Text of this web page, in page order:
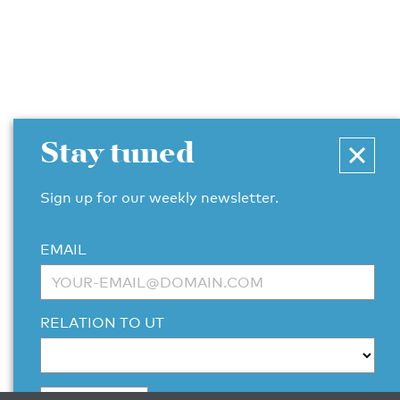
Stay tuned
Sign up for our weekly newsletter.
EMAIL
RELATION TO UT